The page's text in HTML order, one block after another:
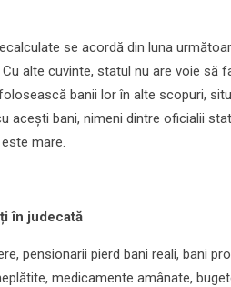
se acordă din luna
alte cuvinte, statul nu are voie să
banii lor în alte scopuri,
acești bani, nimeni dintre oficialii
mare.
în judecată
pensionarii pierd bani reali, bani
medicamente amânate,